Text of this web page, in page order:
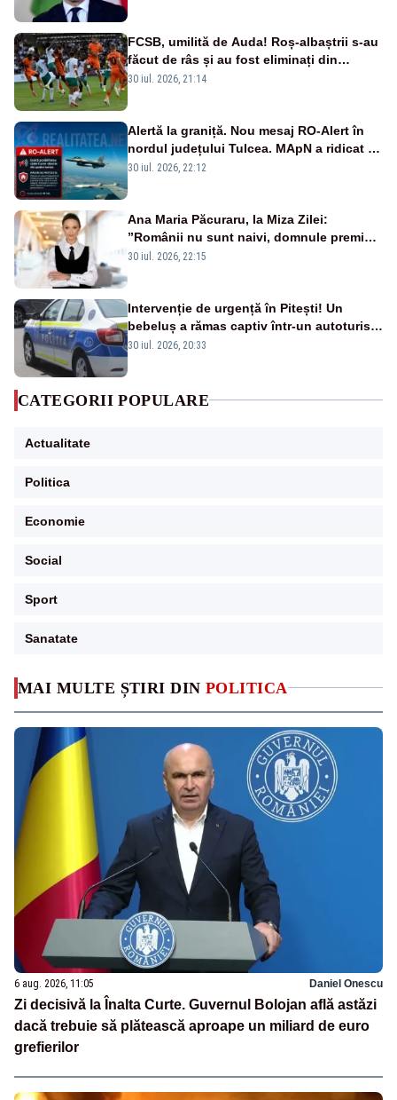
MAI MULTE ȘTIRI DIN POLITICA
6 aug. 2026, 11:05 Daniel Onescu
Zi decisivă la Înalta Curte. Guvernul Bolojan află astăzi
dacă trebuie să plătească aproape un miliard de euro
grefierilor
FCSB, umilită de Auda! Roș-albaștrii s-au
făcut de râs și au fost eliminați din
Conference League
30 iul. 2026, 21:14
Alertă la graniță. Nou mesaj RO-Alert în
nordul județului Tulcea. MApN a ridicat de
la sol două avioane F-16
30 iul. 2026, 22:12
Ana Maria Păcuraru, la Miza Zilei:
”Românii nu sunt naivi, domnule premier
Bolojan”
30 iul. 2026, 22:15
Intervenție de urgență în Pitești! Un
bebeluș a rămas captiv într-un autoturism
din cauza unei defecțiuni
30 iul. 2026, 20:33
CATEGORII POPULARE
Actualitate
Politica
Economie
Social
Sport
Sanatate